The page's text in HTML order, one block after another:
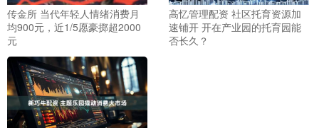
传金所 当代年轻人情绪消费月
均900元，近1/5愿豪掷超2000
元
高忆管理配资 社区托育资源加
速铺开 开在产业园的托育园能
否长久？